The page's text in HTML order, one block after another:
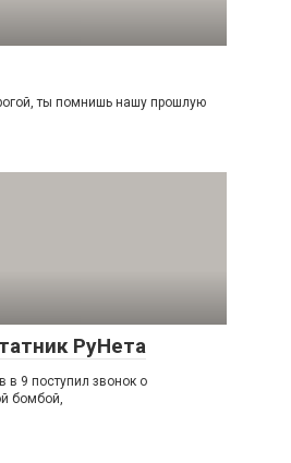
ты помнишь нашу прошлую
РуНета
в 9 поступил звонок о
бомбой,